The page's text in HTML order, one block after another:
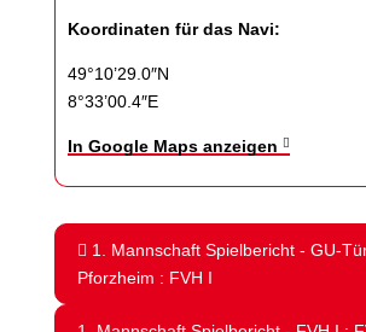
Koordinaten für das Navi:
49°10’29.0″N
8°33’00.4″E
In Google Maps anzeigen
1. Mannschaft Spielbericht - GU-
Pforzheim : FVH I